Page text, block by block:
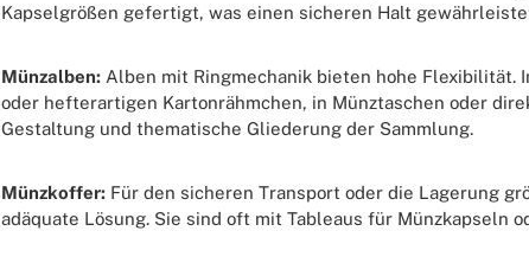
Kapselgrößen gefertigt, was einen sicheren Halt
Münzalben: Alben mit Ringmechanik bieten hohe
oder hefterartigen Kartonrähmchen, in Münztaschen oder
Gestaltung und thematische Gliederung der Sammlung.
Münzkoffer: Für den sicheren Transport oder die Lagerung
adäquate Lösung. Sie sind oft mit Tableaus für Münzkapseln